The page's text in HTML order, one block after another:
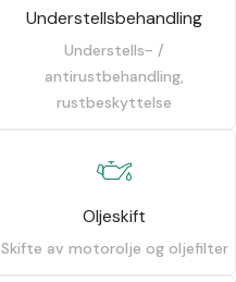
Understellsbehandling
Understells- /
antirustbehandling,
rustbeskyttelse
Oljeskift
Skifte av motorolje og oljefilter